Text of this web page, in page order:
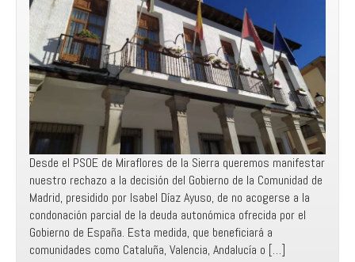
Desde el PSOE de Miraflores de la Sierra queremos manifestar
nuestro rechazo a la decisión del Gobierno de la Comunidad de
Madrid, presidido por Isabel Díaz Ayuso, de no acogerse a la
condonación parcial de la deuda autonómica ofrecida por el
Gobierno de España. Esta medida, que beneficiará a
comunidades como Cataluña, Valencia, Andalucía o […]